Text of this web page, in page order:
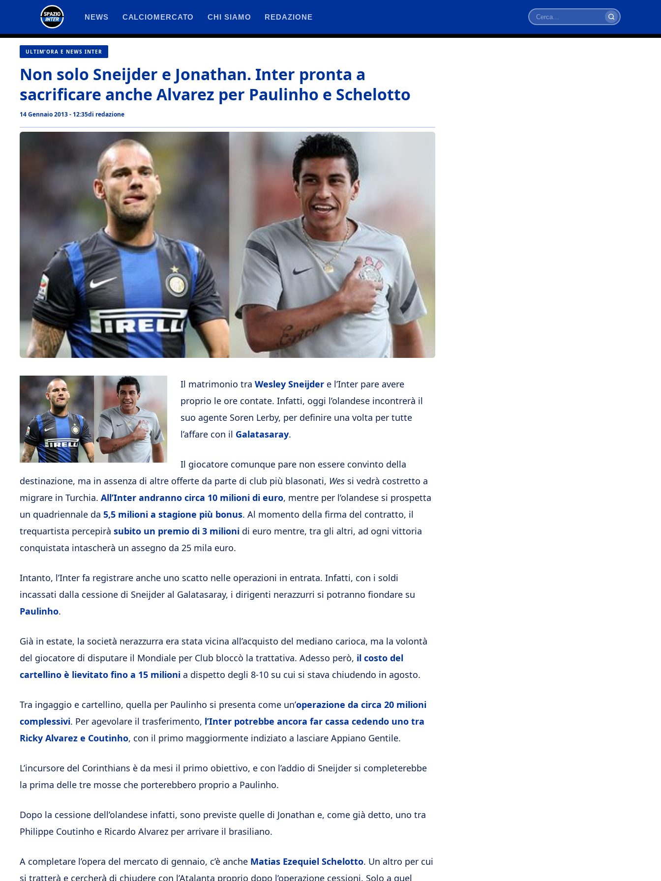
contenuto
NEWS CALCIOMERCATO CHI SIAMO REDAZIONE
Cerca
ULTIM'ORA E NEWS INTER
Non solo Sneijder e Jonathan. Inter pronta a
sacrificare anche Alvarez per Paulinho e Schelotto
14 Gennaio 2013 - 12:35di redazione
Il matrimonio tra Wesley Sneijder e l’Inter pare avere
proprio le ore contate. Infatti, oggi l’olandese incontrerà il
suo agente Soren Lerby, per definire una volta per tutte
l’affare con il Galatasaray.
Il giocatore comunque pare non essere convinto della
destinazione, ma in assenza di altre offerte da parte di club più blasonati, Wes si vedrà costretto a
migrare in Turchia. All’Inter andranno circa 10 milioni di euro, mentre per l’olandese si prospetta
un quadriennale da 5,5 milioni a stagione più bonus. Al momento della firma del contratto, il
trequartista percepirà subito un premio di 3 milioni di euro mentre, tra gli altri, ad ogni vittoria
conquistata intascherà un assegno da 25 mila euro.
Intanto, l’Inter fa registrare anche uno scatto nelle operazioni in entrata. Infatti, con i soldi
incassati dalla cessione di Sneijder al Galatasaray, i dirigenti nerazzurri si potranno fiondare su
Paulinho.
Già in estate, la società nerazzurra era stata vicina all’acquisto del mediano carioca, ma la volontà
del giocatore di disputare il Mondiale per Club bloccò la trattativa. Adesso però, il costo del
cartellino è lievitato fino a 15 milioni a dispetto degli 8-10 su cui si stava chiudendo in agosto.
Tra ingaggio e cartellino, quella per Paulinho si presenta come un’operazione da circa 20 milioni
complessivi. Per agevolare il trasferimento, l’Inter potrebbe ancora far cassa cedendo uno tra
Ricky Alvarez e Coutinho, con il primo maggiormente indiziato a lasciare Appiano Gentile.
L’incursore del Corinthians è da mesi il primo obiettivo, e con l’addio di Sneijder si completerebbe
la prima delle tre mosse che porterebbero proprio a Paulinho.
Dopo la cessione dell’olandese infatti, sono previste quelle di Jonathan e, come già detto, uno tra
Philippe Coutinho e Ricardo Alvarez per arrivare il brasiliano.
A completare l’opera del mercato di gennaio, c’è anche Matias Ezequiel Schelotto. Un altro per cui
si tratterà e cercherà di chiudere con l’Atalanta proprio dopo l’operazione cessioni. Solo a quel